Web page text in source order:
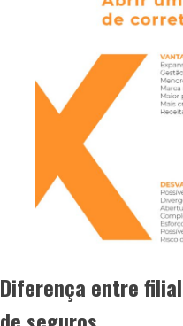
Diferença entre